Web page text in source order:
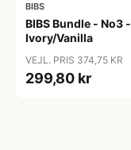
BIBS
BIBS Bundle - No3 -
Ivory/Vanilla
VEJL. PRIS 374,75 KR
299,80 kr